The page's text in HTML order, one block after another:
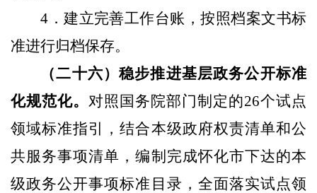
4 ．建立完善工作台账，按照档案文书标
准进行归档保存。
（二十六）稳步推进基层政务公开标准
化规范化。 对照国务院部门制定的26个试点
领域标准指引，结合本级政府权责清单和公
共服务事项清单，编制完成怀化市下达的本
级政务公开事项标准目录，全面落实试点领